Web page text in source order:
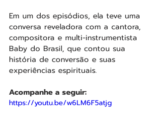
Em um dos episódios, ela teve uma
conversa reveladora com a cantora,
compositora e multi-instrumentista
Baby do Brasil, que contou sua
história de conversão e suas
experiências espirituais.
Acompanhe a seguir:
https://youtu.be/w6LM6F5atjg